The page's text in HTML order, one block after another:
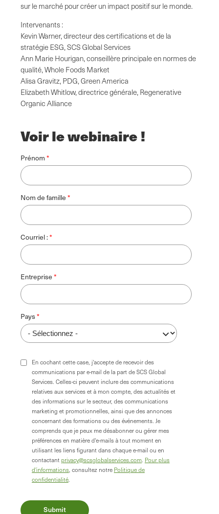
sur le marché pour créer un impact positif sur le monde.
Intervenants :
Kevin Warner, directeur des certifications et de la
stratégie ESG, SCS Global Services
Ann Marie Hourigan, conseillère principale en normes de
qualité, Whole Foods Market
Alisa Gravitz, PDG, Green America
Elizabeth Whitlow, directrice générale, Regenerative
Organic Alliance
Voir le webinaire !
Prénom
Nom de famille
Courriel :
Entreprise
Pays
En cochant cette case, j'accepte de recevoir des
communications par e-mail de la part de SCS Global
Services. Celles-ci peuvent inclure des communications
relatives aux services et à mon compte, des actualités et
des informations sur le secteur, des communications
marketing et promotionnelles, ainsi que des annonces
concernant des formations ou des événements. Je
comprends que je peux me désabonner ou gérer mes
préférences en matière d'e-mails à tout moment en
utilisant les liens figurant dans chaque e-mail ou en
contactant privacy@scsglobalservices.com Pour plus
d'informations , consultez notre Politique de
confidentialité